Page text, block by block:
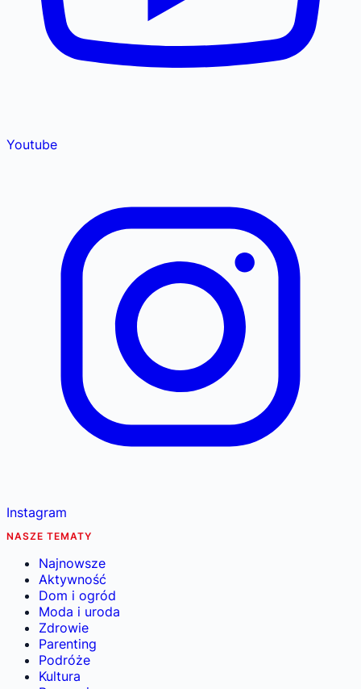
Youtube
Instagram
NASZE TEMATY
Najnowsze
Aktywność
Dom i ogród
Moda i uroda
Zdrowie
Parenting
Podróże
Kultura